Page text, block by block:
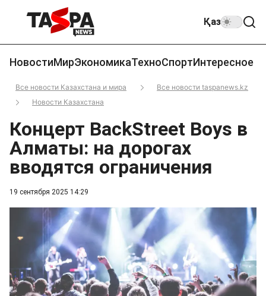
Қаз
НовостиМирЭкономикаТехноСпортИнтересное
Все новости Казахстана и мира
Все новости taspanews.kz
Новости Казахстана
19 сентября 2025 14:29
Концерт BackStreet Boys в
Алматы: на дорогах
вводятся ограничения